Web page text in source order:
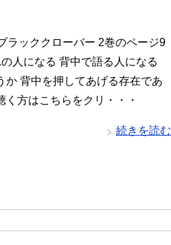
ラッククローバー 2巻のページ9
人になる 背中で語る人になる
か 背中を押してあげる存在であ
く方はこちらをクリ・・・
続きを読む